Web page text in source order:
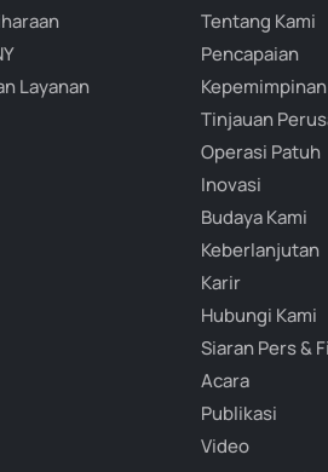
Layanan
Tentang Kami
Pencapaian
Kepemimpinan
Tinjauan
Operasi Patuh
Inovasi
Budaya Kami
Keberlanjutan
Karir
Hubungi Kami
Siaran Pers &
Acara
Publikasi
Video